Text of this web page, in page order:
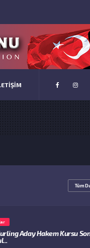
Tüm
Aday Hakem Kursu